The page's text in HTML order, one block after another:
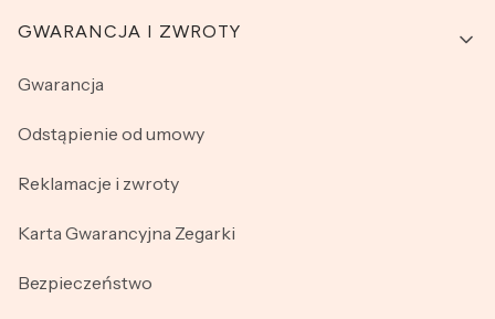
GWARANCJA I ZWROTY
Gwarancja
Odstąpienie od umowy
Reklamacje i zwroty
Karta Gwarancyjna Zegarki
Bezpieczeństwo